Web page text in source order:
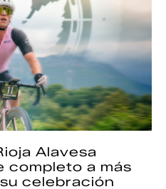
Alavesa
completo a más
celebración